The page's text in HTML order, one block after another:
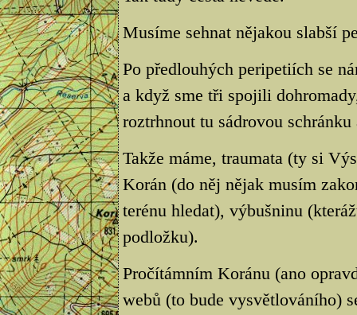
Musíme sehnat nějakou slabší
Po předlouhých peripetiích se
a když sme tři spojili
roztrhnout tu sádrovou
Takže máme, traumata (ty si
Korán (do něj nějak musím
terénu hledat), výbušninu
podložku).
Pročítámním Koránu (ano
webů (to bude vysvětlováního)